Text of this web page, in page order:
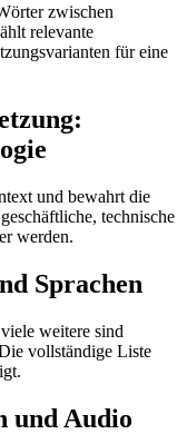
zwischen
relevante
für eine
und bewahrt die
technische
werden.
Sprachen
weitere sind
vollständige Liste
und Audio